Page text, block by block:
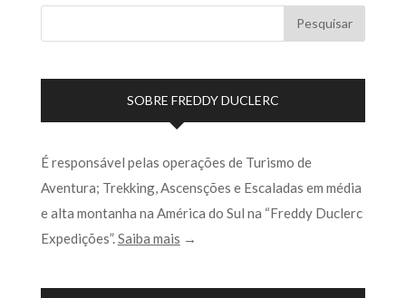
SOBRE FREDDY DUCLERC
É responsável pelas operações de Turismo de
Aventura; Trekking, Ascensções e Escaladas em média
e alta montanha na América do Sul na “Freddy Duclerc
Expedições”.Saiba mais →